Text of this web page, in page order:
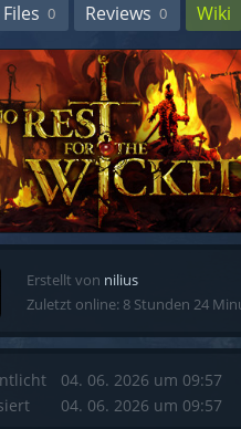
Files 0 Reviews 0 Wiki
Erstellt von nilius
Zuletzt online: 8 Stunden 24
04. 06. 2026 um 09:57
04. 06. 2026 um 09:57